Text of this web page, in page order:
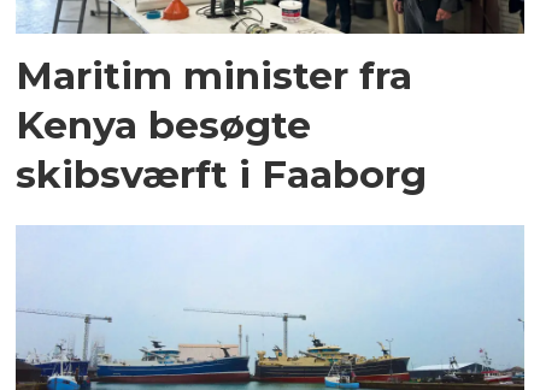
Maritim minister fra
Kenya besøgte
skibsværft i Faaborg